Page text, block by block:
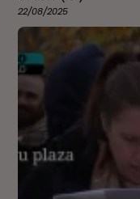
22/08/2025